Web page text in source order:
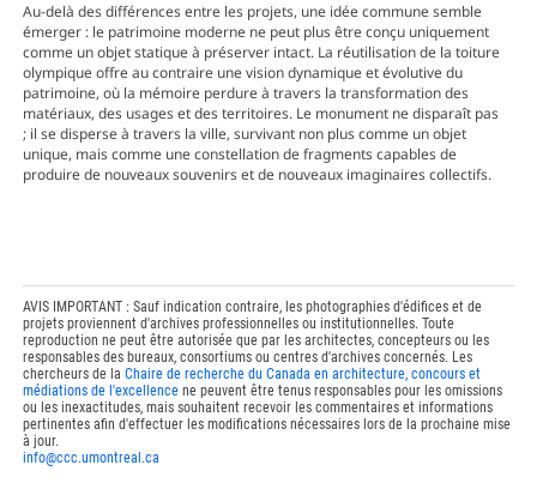
Au-delà des différences entre les projets, une idée commune semble
émerger : le patrimoine moderne ne peut plus être conçu uniquement
comme un objet statique à préserver intact. La réutilisation de la toiture
olympique offre au contraire une vision dynamique et évolutive du
patrimoine, où la mémoire perdure à travers la transformation des
matériaux, des usages et des territoires. Le monument ne disparaît pas
; il se disperse à travers la ville, survivant non plus comme un objet
unique, mais comme une constellation de fragments capables de
produire de nouveaux souvenirs et de nouveaux imaginaires collectifs.
AVIS IMPORTANT : Sauf indication contraire, les photographies d'édifices et de
projets proviennent d'archives professionnelles ou institutionnelles. Toute
reproduction ne peut être autorisée que par les architectes, concepteurs ou les
responsables des bureaux, consortiums ou centres d'archives concernés. Les
chercheurs de la Chaire de recherche du Canada en architecture, concours et
médiations de l'excellencene peuvent être tenus responsables pour les omissions
ou les inexactitudes, mais souhaitent recevoir les commentaires et informations
pertinentes afin d'effectuer les modifications nécessaires lors de la prochaine mise
à jour.
info@ccc.umontreal.ca